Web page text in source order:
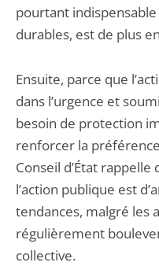
pourtant
durables, est de plus
Ensuite, parce que
dans l’urgence et
besoin de protection
renforcer la
Conseil d’État
l’action publique est
tendances, malgré les
régulièrement
collective.